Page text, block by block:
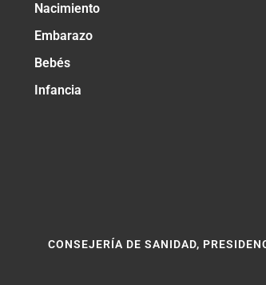
Nacimiento
Embarazo
Bebés
Infancia
CONSEJERÍA DE SANIDAD,